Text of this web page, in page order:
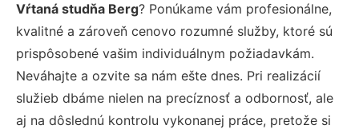
Vŕtaná studňa Berg? Ponúkame vám profesionálne,
kvalitné a zároveň cenovo rozumné služby, ktoré sú
prispôsobené vašim individuálnym požiadavkám.
Neváhajte a ozvite sa nám ešte dnes. Pri realizácií
služieb dbáme nielen na precíznosť a odbornosť, ale
aj na dôslednú kontrolu vykonanej práce, pretože si